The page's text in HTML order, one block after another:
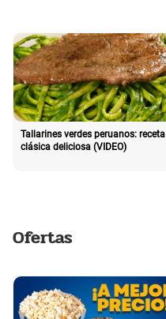
Tallarines verdes peruanos: receta
clásica deliciosa (VIDEO)
Ofertas